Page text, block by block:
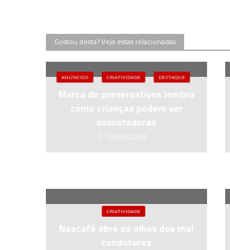
Gostou desta? Veja estas relacionadas
ANÚNCIOS CRIATIVIDADE DESTAQUE
Marca de preservativos lembra
como crianças podem ser
assustadoras
CRIATIVIDADE
Nescafé abre os olhos dos mal
condutores